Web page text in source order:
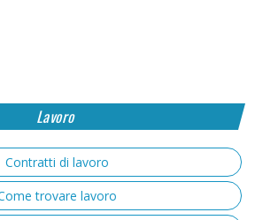
Lavoro
Contratti di lavoro
trovare lavoro